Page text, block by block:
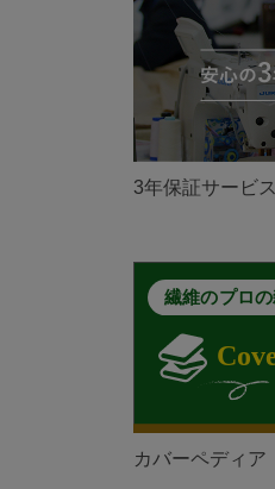
3年保証サービス
カバーペディア